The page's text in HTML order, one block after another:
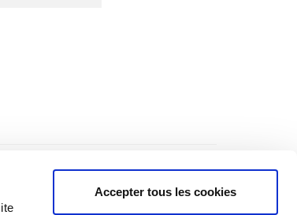
Accepter tous les cookies